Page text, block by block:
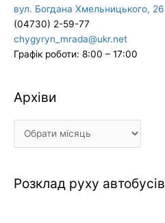
вул. Богдана Хмельницького, 26
(04730) 2-59-77
chygyryn_mrada@ukr.net
Графік роботи: 8:00 – 17:00
Архіви
Архіви
Розклад руху автобусів